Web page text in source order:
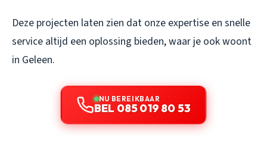
Deze projecten laten zien dat onze expertise en snelle
service altijd een oplossing bieden, waar je ook woont
in Geleen.
NU BEREIKBAAR
BEL 085 019 80 53